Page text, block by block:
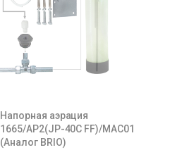
Напорная аэрация
1665/AP2(JP-40C FF)/MAC01
(Аналог BRIO)